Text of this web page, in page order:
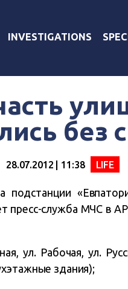
INVESTIGATIONS
без
28.07.2012 | 11:38 LIFE
пресс-служба МЧС в
ул. Рабочая, ул.
здания);